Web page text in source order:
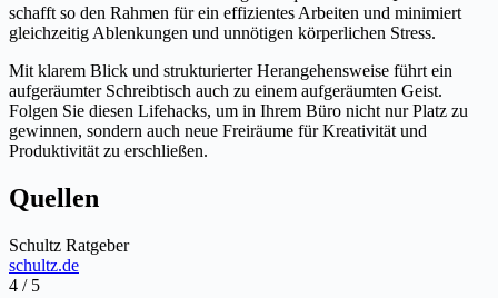
schafft so den Rahmen für ein effizientes Arbeiten und minimiert
gleichzeitig Ablenkungen und unnötigen körperlichen Stress.
Mit klarem Blick und strukturierter Herangehensweise führt ein
aufgeräumter Schreibtisch auch zu einem aufgeräumten Geist.
Folgen Sie diesen Lifehacks, um in Ihrem Büro nicht nur Platz zu
gewinnen, sondern auch neue Freiräume für Kreativität und
Produktivität zu erschließen.
Quellen
Schultz Ratgeber
schultz.de
4 / 5